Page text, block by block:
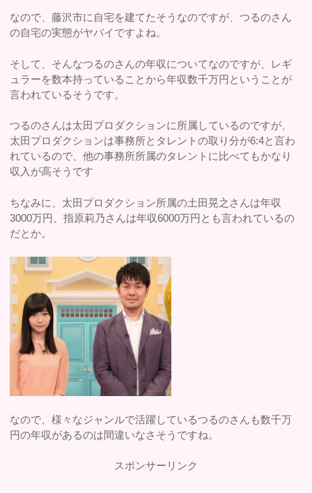
なので、藤沢市に自宅を建てたそうなのですが、つるのさん
の自宅の実態がヤバイですよね。
そして、そんなつるのさんの年収についてなのですが、レギ
ュラーを数本持っていることから年収数千万円ということが
言われているそうです。
つるのさんは太田プロダクションに所属しているのですが、
太田プロダクションは事務所とタレントの取り分が6:4と言わ
れているので、他の事務所所属のタレントに比べてもかなり
収入が高そうです
ちなみに、太田プロダクション所属の土田晃之さんは年収
3000万円、指原莉乃さんは年収6000万円とも言われているの
だとか。
なので、様々なジャンルで活躍しているつるのさんも数千万
円の年収があるのは間違いなさそうですね。
スポンサーリンク